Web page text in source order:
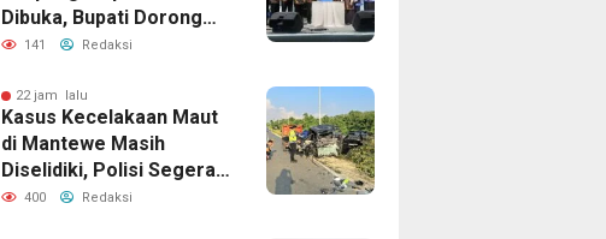
Dibuka, Bupati Dorong
Lahirnya Generasi
141 Redaksi
22 jam lalu
Kasus Kecelakaan Maut
di Mantewe Masih
Diselidiki, Polisi Segera
Rilis Hasil
400 Redaksi